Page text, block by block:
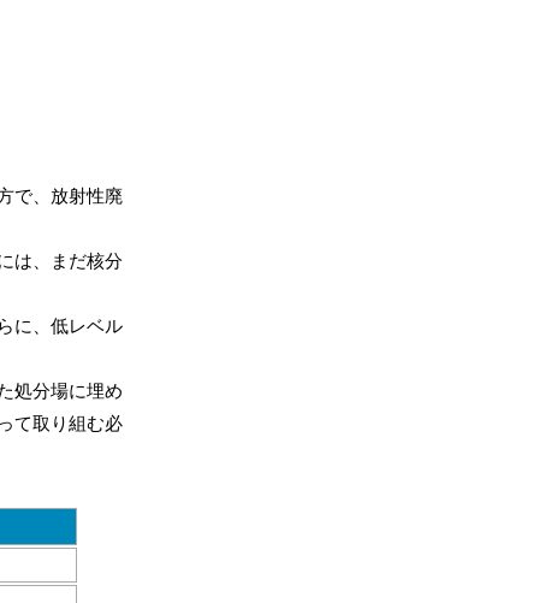
で、放射性廃
は、まだ核分
に、低レベル
処分場に埋め
て取り組む必